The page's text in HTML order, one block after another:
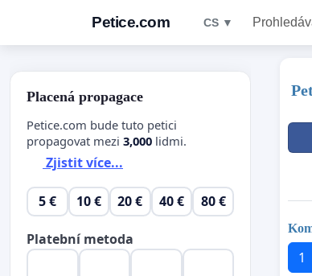
Petice.com CS ▼
1
Placená propagace
Petice.com bude tuto petici
propagovat mezi 3,000 lidmi.
Zjistit více...
5 € 10 € 20 € 40 € 80 €
Platební metoda